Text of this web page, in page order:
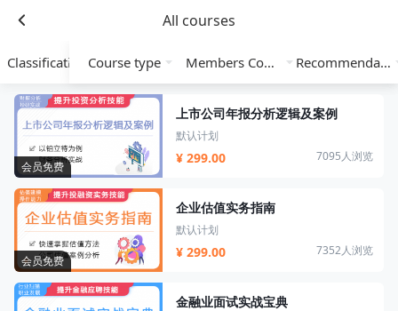
All courses
Classification Course type Members Course Recommendation
会员免费
上市公司年报分析逻辑及案例
默认计划
¥ 299.00 7095人浏览
会员免费
企业估值实务指南
默认计划
¥ 299.00 7352人浏览
金融业面试实战宝典